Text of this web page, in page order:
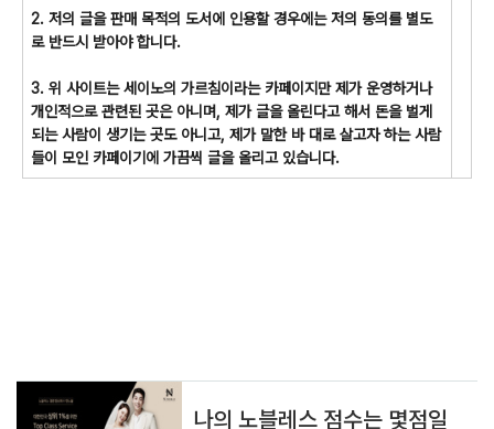
2. 저의 글을 판매 목적의 도서에 인용할 경우에는 저의 동의를 별도
로 반드시 받아야 합니다.
3. 위 사이트는 세이노의 가르침이라는 카페이지만 제가 운영하거나
개인적으로 관련된 곳은 아니며, 제가 글을 올린다고 해서 돈을 벌게
되는 사람이 생기는 곳도 아니고, 제가 말한 바 대로 살고자 하는 사람
들이 모인 카페이기에 가끔씩 글을 올리고 있습니다.